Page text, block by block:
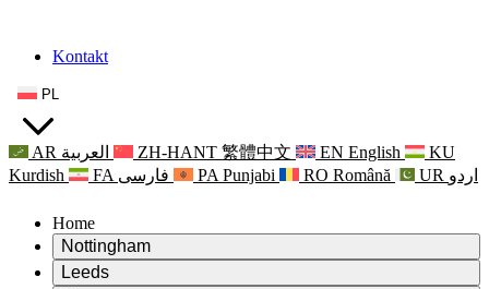
Kontakt
PL
AR العربية ZH-HANT 繁體中文 EN English
KU
Kurdish
FA فارسی PA Punjabi RO Română UR اردو
Home
Nottingham
Review
Leeds